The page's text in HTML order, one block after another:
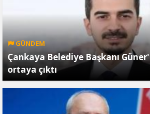
GÜNDEM
Çankaya Belediye Başkanı
ortaya çıktı